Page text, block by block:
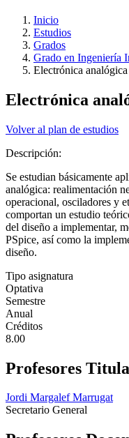
Inicio
Estudios
Grados
Grado en Ingeniería
Electrónica analógica
Electrónica
Volver al plan de estudios
Descripción:
Se estudian básicamente
analógica: realimentación
operacional, osciladores y
comportan un estudio
del diseño a implementar,
PSpice, así como la
diseño.
Tipo asignatura
Optativa
Semestre
Anual
Créditos
8.00
Profesores
Jordi Margalef Marrugat
Secretario General